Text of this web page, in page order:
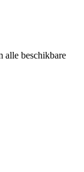
alle beschikbare